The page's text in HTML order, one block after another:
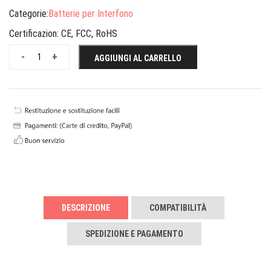
Categorie:Batterie per Interfono
Certificazion: CE, FCC, RoHS
+
- AGGIUNGI AL CARRELLO
DESCRIZIONE COMPATIBILITÀ
SPEDIZIONE E PAGAMENTO